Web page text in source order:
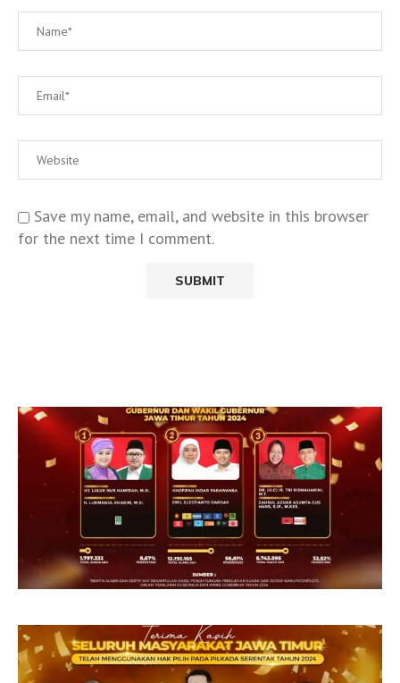
Save my name, email, and website in this browser
for the next time I comment.